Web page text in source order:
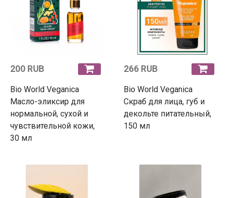
200 RUB
Bio World Veganica
Масло-эликсир для
нормальной, сухой и
чувствительной кожи,
30 мл
266 RUB
Bio World Veganica
Скраб для лица, губ и
декольте питательный,
150 мл